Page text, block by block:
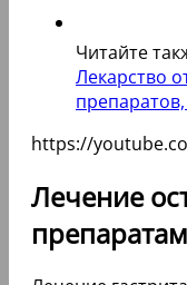
Читайте
Лекарство
https://
Лечение